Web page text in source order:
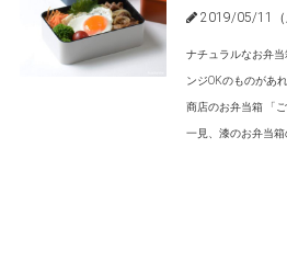
2019/05/11（
ナチュラルなお弁
ンジOKのものがあ
商店のお弁当箱 「
一見、漆のお弁当箱